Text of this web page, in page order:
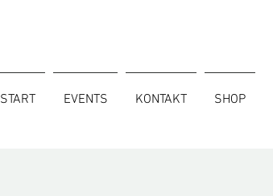
START EVENTS KONTAKT SHOP